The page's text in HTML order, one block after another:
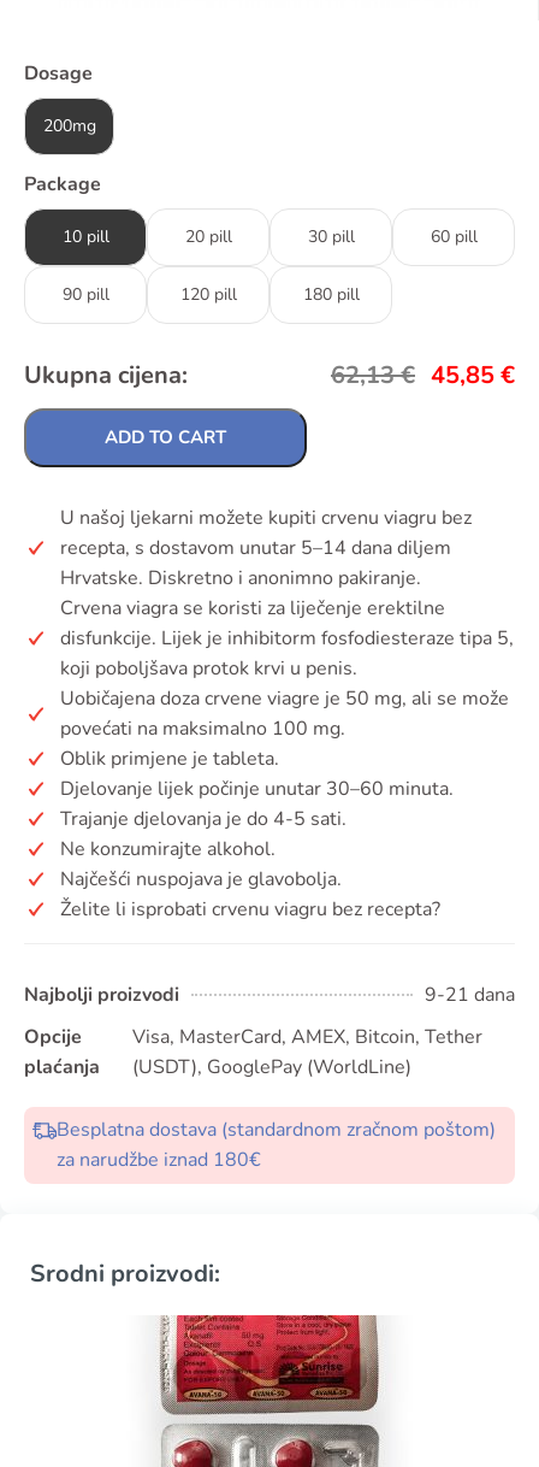
Dosage
200mg
Package
10 pill 20 pill 30 pill 60 pill
90 pill 120 pill 180 pill
Ukupna cijena: 62,13€ 45,85€
ADD TO CART
U našoj ljekarni možete kupiti crvenu viagru bez
recepta, s dostavom unutar 5–14 dana diljem
Hrvatske. Diskretno i anonimno pakiranje.
Crvena viagra se koristi za liječenje erektilne
disfunkcije. Lijek je inhibitorm fosfodiesteraze tipa 5,
koji poboljšava protok krvi u penis.
Uobičajena doza crvene viagre je 50 mg, ali se može
povećati na maksimalno 100 mg.
Oblik primjene je tableta.
Djelovanje lijek počinje unutar 30–60 minuta.
Trajanje djelovanja je do 4-5 sati.
Ne konzumirajte alkohol.
Najčešći nuspojava je glavobolja.
Želite li isprobati crvenu viagru bez recepta?
Najbolji proizvodi
9-21 dana
Opcije
plaćanja
Visa, MasterCard, AMEX, Bitcoin, Tether
(USDT), GooglePay (WorldLine)
Besplatna dostava (standardnom zračnom poštom)
za narudžbe iznad 180€
Srodni proizvodi: